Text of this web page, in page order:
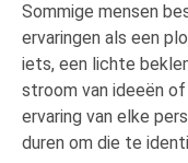
Sommige mensen
ervaringen als een
iets, een lichte
stroom van ideeën
ervaring van elke
duren om die te